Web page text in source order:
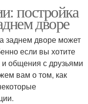
постройка
дворе
заднем дворе может
если вы хотите
и общения с друзьями
вам о том, как